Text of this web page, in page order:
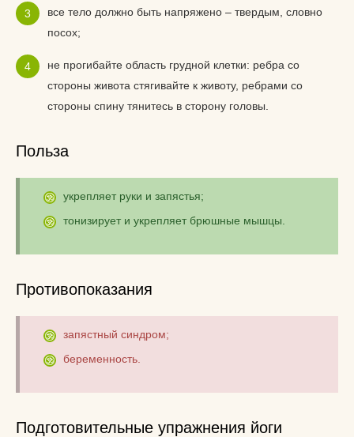
все тело должно быть напряжено – твердым, словно
посох;
не прогибайте область грудной клетки: ребра со
стороны живота стягивайте к животу, ребрами со
стороны спину тянитесь в сторону головы.
Польза
укрепляет руки и запястья;
тонизирует и укрепляет брюшные мышцы.
Противопоказания
запястный синдром;
беременность.
Подготовительные упражнения йоги